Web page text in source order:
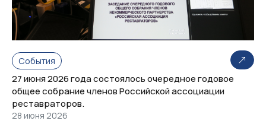
События
27 июня 2026 года состоялось очередное годовое
общее собрание членов Российской ассоциации
реставраторов.
28 июня 2026